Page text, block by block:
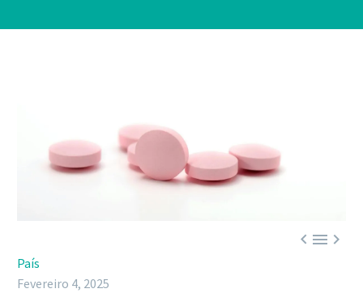

País
Fevereiro 4, 2025